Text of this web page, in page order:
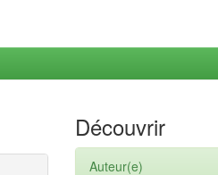
Découvrir
Auteur(e)